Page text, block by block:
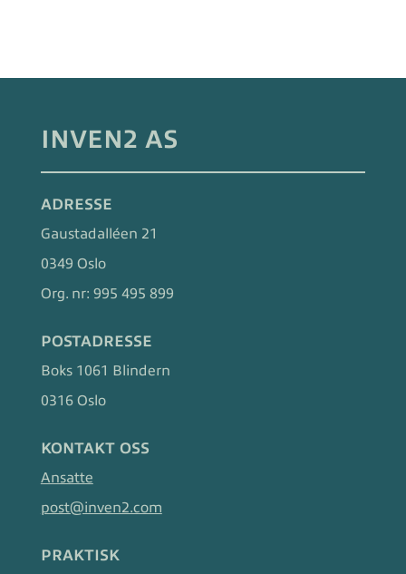
INVEN2 AS
ADRESSE
Gaustadalléen 21
0349 Oslo
Org. nr: 995 495 899
POSTADRESSE
Boks 1061 Blindern
0316 Oslo
KONTAKT OSS
Ansatte
post@inven2.com
PRAKTISK